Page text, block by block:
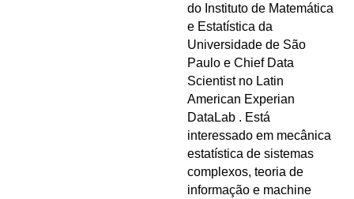
do Instituto de Matemática
e Estatística da
Universidade de São
Paulo e Chief Data
Scientist no Latin
American Experian
DataLab . Está
interessado em mecânica
estatística de sistemas
complexos, teoria de
informação e machine